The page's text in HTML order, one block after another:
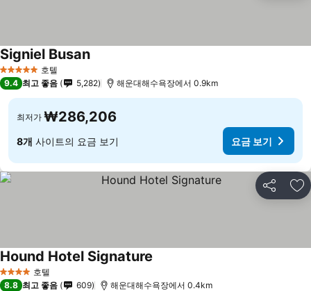
5 성급 호텔
Signiel Busan
9.4 최고 좋음 5,282 해운대해수욕장에서 0.9km
최저가 ₩286,206
8개 사이트의 요금 보기 요금 보기
공유 즐
4 성급 호텔
Hound Hotel Signature
8.8 최고 좋음 609 해운대해수욕장에서 0.4km